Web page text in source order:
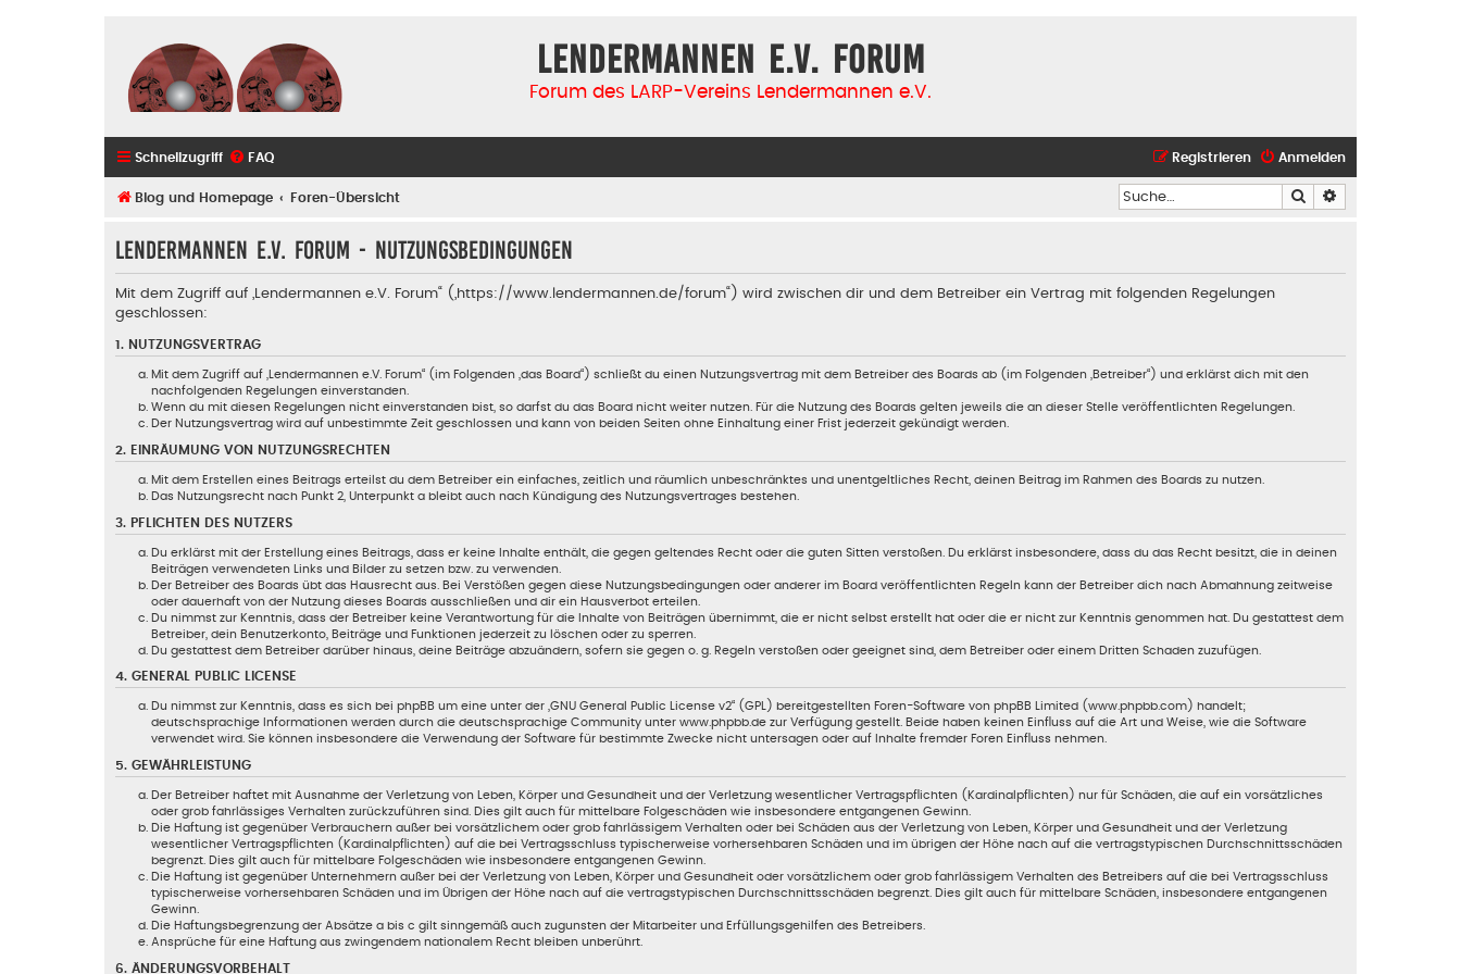
Lendermannen e.V. Forum
Forum des LARP-Vereins Lendermannen e.V.
Schnellzugriff FAQ Anmelden
Registrieren
Blog und Homepage Foren-Übersicht Suche
Lendermannen e.V. Forum - Nutzungsbedingungen
Mit dem Zugriff auf „Lendermannen e.V. Forum“ („https://www.lendermannen.de/forum“) wird zwischen dir und dem Betreiber ein Vertrag mit folgenden Regelungen
geschlossen:
1. NUTZUNGSVERTRAG
Mit dem Zugriff auf „Lendermannen e.V. Forum“ (im Folgenden „das Board“) schließt du einen Nutzungsvertrag mit dem Betreiber des Boards ab (im Folgenden „Betreiber“) und erklärst dich mit den
nachfolgenden Regelungen einverstanden.
Wenn du mit diesen Regelungen nicht einverstanden bist, so darfst du das Board nicht weiter nutzen. Für die Nutzung des Boards gelten jeweils die an dieser Stelle veröffentlichten Regelungen.
Der Nutzungsvertrag wird auf unbestimmte Zeit geschlossen und kann von beiden Seiten ohne Einhaltung einer Frist jederzeit gekündigt werden.
2. EINRÄUMUNG VON NUTZUNGSRECHTEN
Mit dem Erstellen eines Beitrags erteilst du dem Betreiber ein einfaches, zeitlich und räumlich unbeschränktes und unentgeltliches Recht, deinen Beitrag im Rahmen des Boards zu nutzen.
Das Nutzungsrecht nach Punkt 2, Unterpunkt a bleibt auch nach Kündigung des Nutzungsvertrages bestehen.
3. PFLICHTEN DES NUTZERS
Du erklärst mit der Erstellung eines Beitrags, dass er keine Inhalte enthält, die gegen geltendes Recht oder die guten Sitten verstoßen. Du erklärst insbesondere, dass du das Recht besitzt, die in deinen
Beiträgen verwendeten Links und Bilder zu setzen bzw. zu verwenden.
Der Betreiber des Boards übt das Hausrecht aus. Bei Verstößen gegen diese Nutzungsbedingungen oder anderer im Board veröffentlichten Regeln kann der Betreiber dich nach Abmahnung zeitweise
oder dauerhaft von der Nutzung dieses Boards ausschließen und dir ein Hausverbot erteilen.
Du nimmst zur Kenntnis, dass der Betreiber keine Verantwortung für die Inhalte von Beiträgen übernimmt, die er nicht selbst erstellt hat oder die er nicht zur Kenntnis genommen hat. Du gestattest dem
Betreiber, dein Benutzerkonto, Beiträge und Funktionen jederzeit zu löschen oder zu sperren.
Du gestattest dem Betreiber darüber hinaus, deine Beiträge abzuändern, sofern sie gegen o. g. Regeln verstoßen oder geeignet sind, dem Betreiber oder einem Dritten Schaden zuzufügen.
4. GENERAL PUBLIC LICENSE
Du nimmst zur Kenntnis, dass es sich bei phpBB um eine unter der „ GNU General Public License v2“ (GPL) bereitgestellten Foren-Software von phpBB Limited (www.phpbb.com) handelt;
deutschsprachige Informationen werden durch die deutschsprachige Community unter www.phpbb.de zur Verfügung gestellt. Beide haben keinen Einfluss auf die Art und Weise, wie die Software
verwendet wird. Sie können insbesondere die Verwendung der Software für bestimmte Zwecke nicht untersagen oder auf Inhalte fremder Foren Einfluss nehmen.
5. GEWÄHRLEISTUNG
Der Betreiber haftet mit Ausnahme der Verletzung von Leben, Körper und Gesundheit und der Verletzung wesentlicher Vertragspflichten (Kardinalpflichten) nur für Schäden, die auf ein vorsätzliches
oder grob fahrlässiges Verhalten zurückzuführen sind. Dies gilt auch für mittelbare Folgeschäden wie insbesondere entgangenen Gewinn.
Die Haftung ist gegenüber Verbrauchern außer bei vorsätzlichem oder grob fahrlässigem Verhalten oder bei Schäden aus der Verletzung von Leben, Körper und Gesundheit und der Verletzung
wesentlicher Vertragspflichten (Kardinalpflichten) auf die bei Vertragsschluss typischerweise vorhersehbaren Schäden und im übrigen der Höhe nach auf die vertragstypischen Durchschnittsschäden
begrenzt. Dies gilt auch für mittelbare Folgeschäden wie insbesondere entgangenen Gewinn.
Die Haftung ist gegenüber Unternehmern außer bei der Verletzung von Leben, Körper und Gesundheit oder vorsätzlichem oder grob fahrlässigem Verhalten des Betreibers auf die bei Vertragsschluss
typischerweise vorhersehbaren Schäden und im Übrigen der Höhe nach auf die vertragstypischen Durchschnittsschäden begrenzt. Dies gilt auch für mittelbare Schäden, insbesondere entgangenen
Gewinn.
Die Haftungsbegrenzung der Absätze a bis c gilt sinngemäß auch zugunsten der Mitarbeiter und Erfüllungsgehilfen des Betreibers.
Ansprüche für eine Haftung aus zwingendem nationalem Recht bleiben unberührt.
6. ÄNDERUNGSVORBEHALT